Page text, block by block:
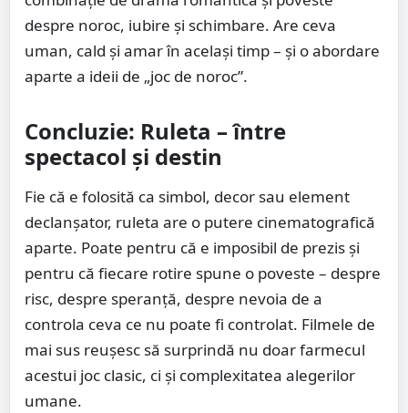
despre noroc, iubire și schimbare. Are ceva
uman, cald și amar în același timp – și o abordare
aparte a ideii de „joc de noroc”.
Concluzie: Ruleta – între
spectacol și destin
Fie că e folosită ca simbol, decor sau element
declanșator, ruleta are o putere cinematografică
aparte. Poate pentru că e imposibil de prezis și
pentru că fiecare rotire spune o poveste – despre
risc, despre speranță, despre nevoia de a
controla ceva ce nu poate fi controlat. Filmele de
mai sus reușesc să surprindă nu doar farmecul
acestui joc clasic, ci și complexitatea alegerilor
umane.